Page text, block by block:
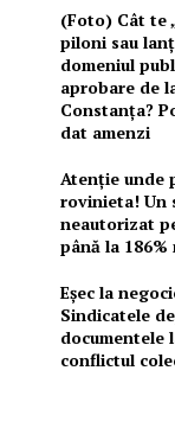
(Foto) Cât te
piloni sau
domeniul
aprobare de
Constanța?
dat amenzi
Atenție unde
rovinieta! Un
neautorizat
până la 186%
Eșec la
Sindicatele
documentele
conflictul